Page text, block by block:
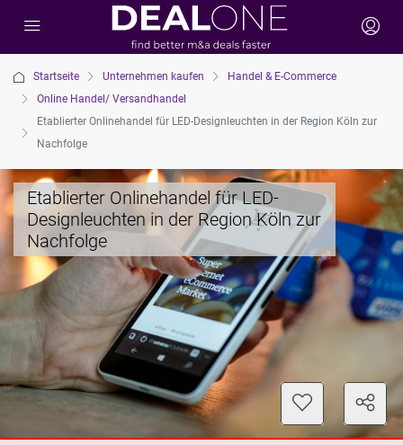
Startseite Unternehmen kaufen
Handel & E-Commerce
Online Handel/ Versandhandel
Etablierter Onlinehandel für LED-Designleuchten in der Region Köln zur
Nachfolge
Etablierter Onlinehandel für LED-
Designleuchten in der Region Köln zur
Nachfolge